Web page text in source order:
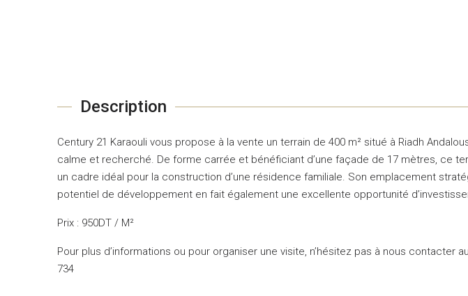
Description
Century 21 Karaouli vous propose à la vente un terrain de 400 m² situé à Riadh
calme et recherché. De forme carrée et bénéficiant d’une façade de 17 mètres, ce
un cadre idéal pour la construction d’une résidence familiale. Son emplacement
potentiel de développement en fait également une excellente opportunité
Prix : 950DT / M²
Pour plus d’informations ou pour organiser une visite, n’hésitez pas à nous contacter
734